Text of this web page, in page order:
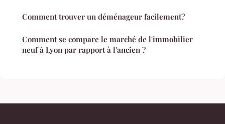
Comment trouver un déménageur facilement?
Comment se compare le marché de l'immobilier
neuf à Lyon par rapport à l'ancien ?